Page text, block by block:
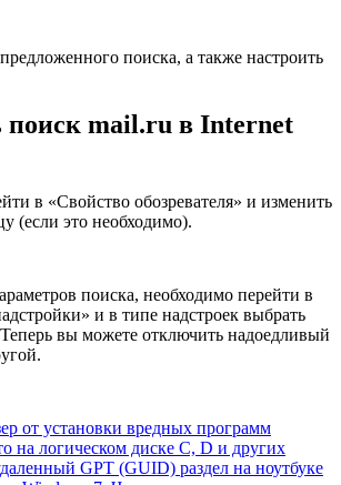
поиска, а также настроить
поиск mail.ru в Internet
в «Свойство обозревателя» и изменить
(если это необходимо).
поиска, необходимо перейти в
и в типе надстроек выбрать
вы можете отключить надоедливый
от установки вредных программ
на логическом диске C, D и других
GPT (GUID) раздел на ноутбуке